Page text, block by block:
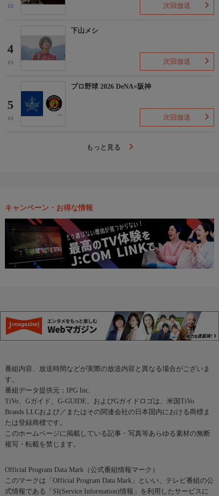
(2) 次回放送
4
(-)
下山メシ
次回放送
5
(-)
プロ野球 2026 DeNA×阪神
次回放送
もっと見る
キャンペーン・お得な情報
番組内容、放送時間などが実際の放送内容と異なる場合がございま
す。
番組データ提供元：IPG Inc.
TiVo、Gガイド、G-GUIDE、およびGガイドロゴは、米国TiVo
Brands LLCおよび／またはその関連会社の日本国内における商標ま
たは登録商標です。
このホームページに掲載している記事・写真等あらゆる素材の無断
複写・転載を禁じます。
Official Program Data Mark（公式番組情報マーク）
このマークは「Official Program Data Mark」といい、テレビ番組の公
式情報である「SI(Service Information)情報」を利用したサービスに